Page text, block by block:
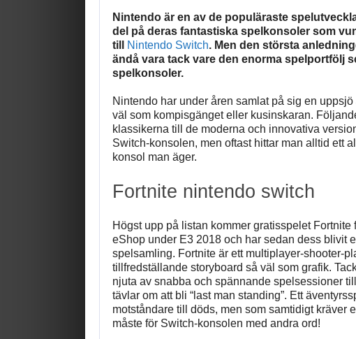
Nintendo är en av de populäraste
del på deras fantastiska spelkonsoler som
till
Nintendo Switch. Men den största
ändå vara tack vare den enorma spelportfölj
spelkonsoler.
Nintendo har under åren samlat på sig en
väl som kompisgänget eller kusinskaran.
klassikerna till de moderna och innovativa
Switch-konsolen, men oftast hittar man alltid ett
konsol man äger.
Fortnite nintendo switch
Högst upp på listan kommer gratisspelet
eShop under E3 2018 och har sedan dess blivit
spelsamling. Fortnite är ett multiplayer-shooter-
tillfredställande storyboard så väl som grafik.
njuta av snabba och spännande spelsessioner
tävlar om att bli “last man standing”. Ett
motståndare till döds, men som samtidigt kräver
måste för Switch-konsolen med andra ord!